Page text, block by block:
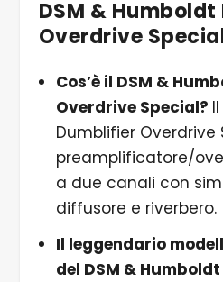
DSM &
Overdrive
Cos’è il DSM &
Overdrive Special?
Dumblifier Overdrive
preamplificatore/
a due canali con
diffusore e riverbero.
Il leggendario
del DSM &